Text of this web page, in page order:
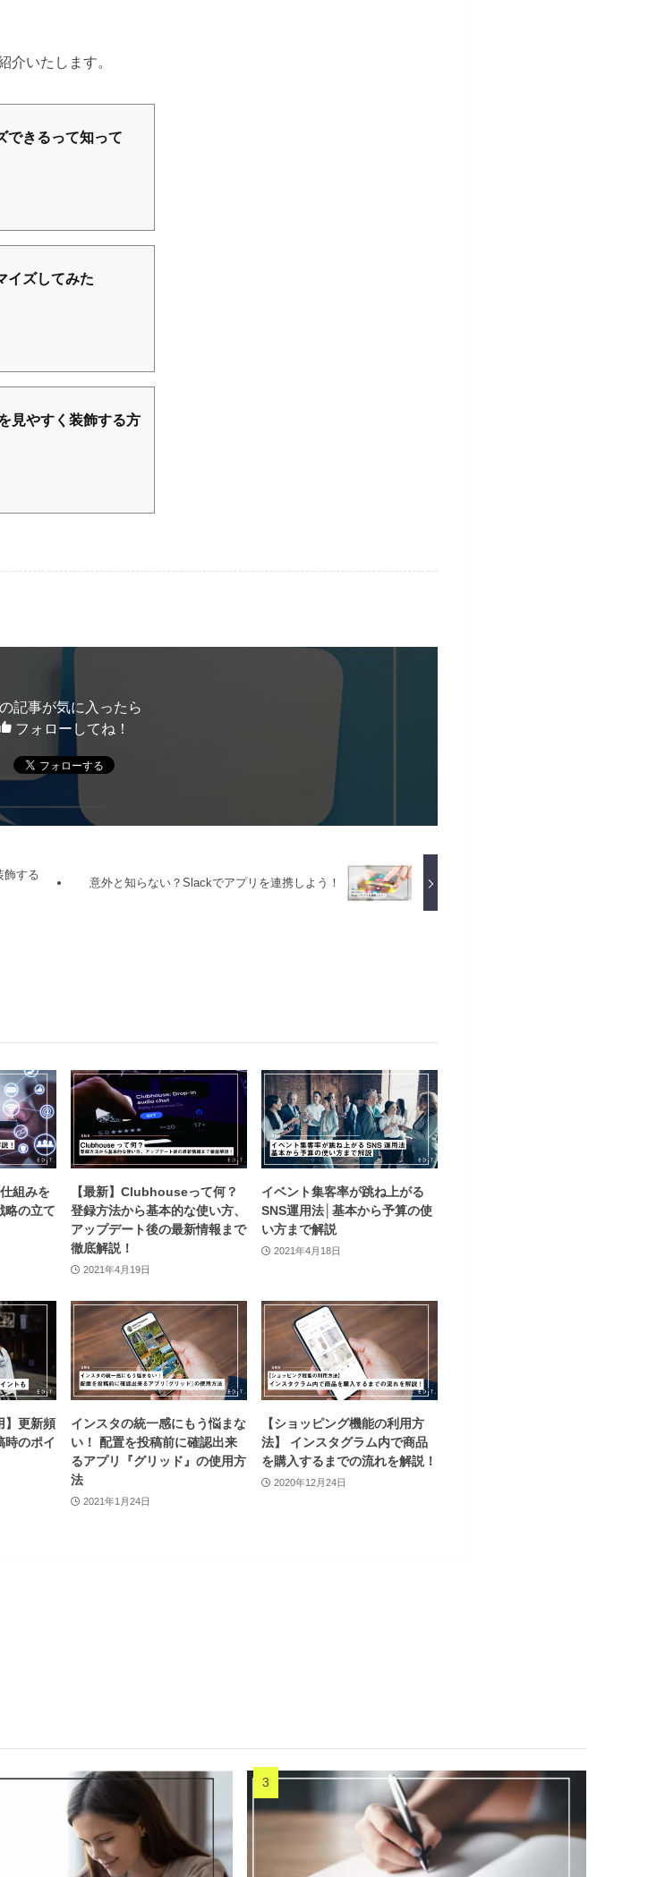
介いたします。
できるって知って
イズしてみた
見やすく装飾する方
記事が気に入ったら
フォローしてね！
飾する
意外と知らない？Slackでアプリを連携しよう！
組みを
略の立て
【最新】Clubhouseって何？
登録方法から基本的な使い方、
アップデート後の最新情報まで
徹底解説！
2021年4月19日
イベント集客率が跳ね上がる
SNS運用法│基本から予算の使
い方まで解説
2021年4月18日
】更新頻
時のポイ
インスタの統一感にもう悩まな
い！ 配置を投稿前に確認出来
るアプリ『グリッド』の使用方
法
2021年1月24日
【ショッピング機能の利用方
法】 インスタグラム内で商品
を購入するまでの流れを解説！
2020年12月24日